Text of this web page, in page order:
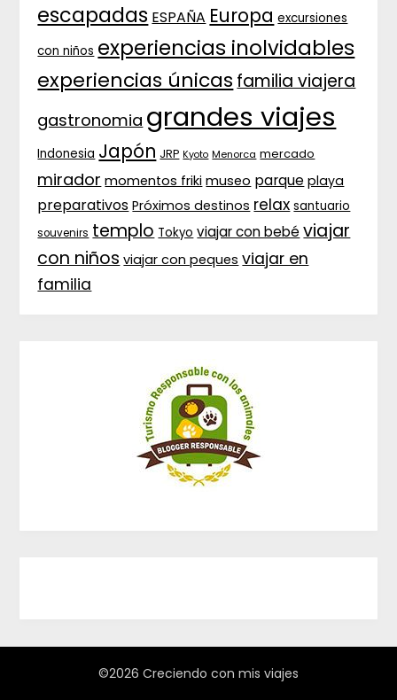
escapadas ESPAÑA Europa excursiones
con niños experiencias inolvidables
experiencias únicas familia viajera
gastronomia grandes viajes
Indonesia Japón JRP Kyoto Menorca mercado
mirador momentos friki museo parque playa
preparativos Próximos destinos relax santuario
souvenirs templo Tokyo viajar con bebé viajar
con niños viajar con peques viajar en
familia
©2026 Creciendo con mis viajes